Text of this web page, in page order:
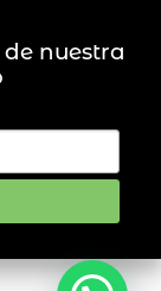
nuestra